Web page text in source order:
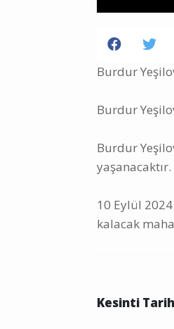
Burdur
Burdur
Burdur
10 Eylül
kalacak
Kesinti